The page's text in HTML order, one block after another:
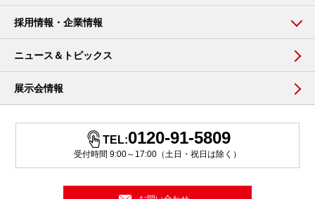
採用情報・企業情報
ニュース＆トピックス
展示会情報
TEL:0120-91-5809
受付時間 9:00～17:00（土日・祝日は除く）